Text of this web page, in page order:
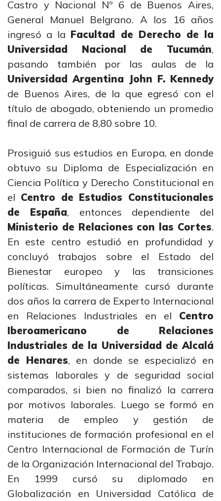
Castro y Nacional Nº 6 de Buenos Aires,
General Manuel Belgrano. A los 16 años
ingresó a la Facultad de Derecho de la
Universidad Nacional de Tucumán,
pasando también por las aulas de la
Universidad Argentina John F. Kennedy
de Buenos Aires, de la que egresó con el
título de abogado, obteniendo un promedio
final de carrera de 8,80 sobre 10.
Prosiguió sus estudios en Europa, en donde
obtuvo su Diploma de Especialización en
Ciencia Política y Derecho Constitucional en
el Centro de Estudios Constitucionales
de España, entonces dependiente del
Ministerio de Relaciones con las Cortes.
En este centro estudió en profundidad y
concluyó trabajos sobre el Estado del
Bienestar europeo y las transiciones
políticas. Simultáneamente cursó durante
dos años la carrera de Experto Internacional
en Relaciones Industriales en el Centro
Iberoamericano de Relaciones
Industriales de la Universidad de Alcalá
de Henares, en donde se especializó en
sistemas laborales y de seguridad social
comparados, si bien no finalizó la carrera
por motivos laborales. Luego se formó en
materia de empleo y gestión de
instituciones de formación profesional en el
Centro Internacional de Formación de Turín
de la Organización Internacional del Trabajo.
En 1999 cursó su diplomado en
Globalización en Universidad Católica de